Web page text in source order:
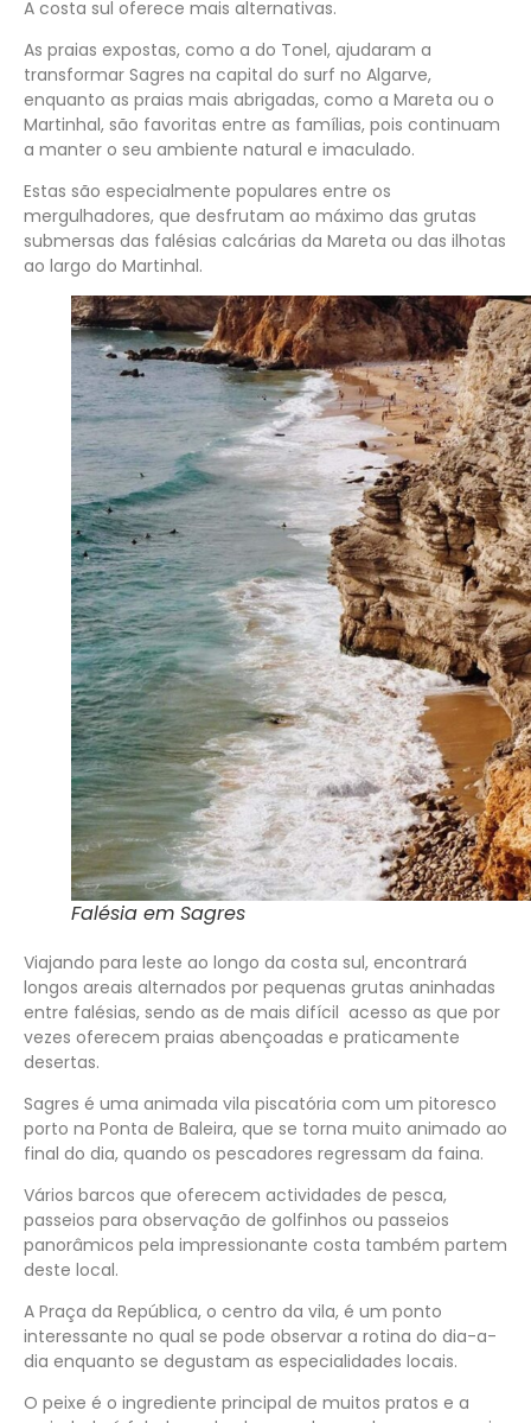
A costa sul oferece mais alternativas.
As praias expostas, como a do Tonel, ajudaram a
transformar Sagres na capital do surf no Algarve,
enquanto as praias mais abrigadas, como a Mareta ou o
Martinhal, são favoritas entre as famílias, pois continuam
a manter o seu ambiente natural e imaculado.
Estas são especialmente populares entre os
mergulhadores, que desfrutam ao máximo das grutas
submersas das falésias calcárias da Mareta ou das ilhotas
ao largo do Martinhal.
Falésia em Sagres
Viajando para leste ao longo da costa sul, encontrará
longos areais alternados por pequenas grutas aninhadas
entre falésias, sendo as de mais difícil acesso as que por
vezes oferecem praias abençoadas e praticamente
desertas.
Sagres é uma animada vila piscatória com um pitoresco
porto na Ponta de Baleira, que se torna muito animado ao
final do dia, quando os pescadores regressam da faina.
Vários barcos que oferecem actividades de pesca,
passeios para observação de golfinhos ou passeios
panorâmicos pela impressionante costa também partem
deste local.
A Praça da República, o centro da vila, é um ponto
interessante no qual se pode observar a rotina do dia-a-
dia enquanto se degustam as especialidades locais.
O peixe é o ingrediente principal de muitos pratos e a